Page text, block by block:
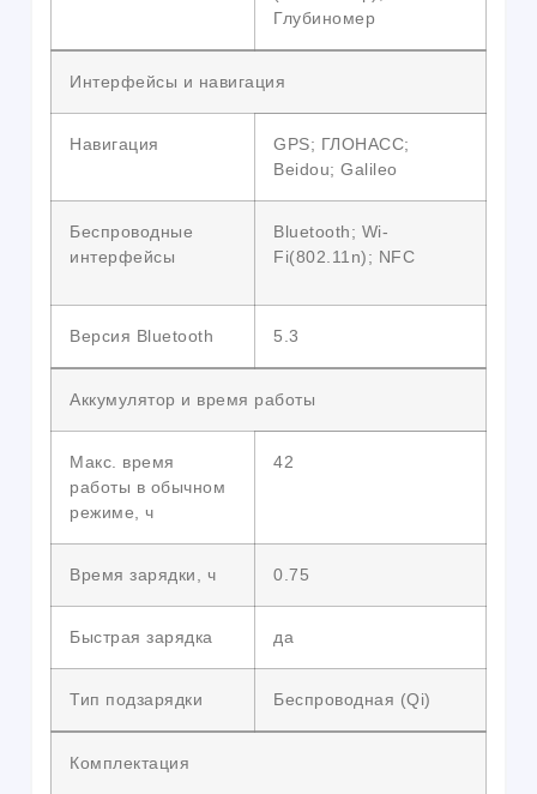
Глубиномер
Интерфейсы и навигация
Навигация
GPS; ГЛОНАСС;
Beidou; Galileo
Беспроводные
интерфейсы
Bluetooth; Wi-
Fi(802.11n); NFC
Версия Bluetooth 5.3
Аккумулятор и время работы
Макс. время
работы в обычном
режиме, ч
42
Время зарядки, ч 0.75
Быстрая зарядка да
Тип подзарядки Беспроводная (Qi)
Комплектация